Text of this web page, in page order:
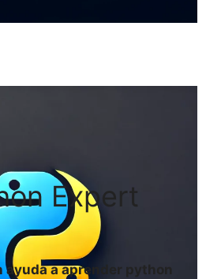
Expert
ayuda a aprender python